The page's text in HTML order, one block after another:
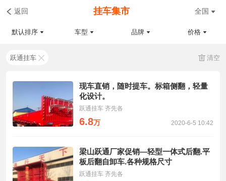
返回 挂车集市 全国
默认排序 车型 品牌 价格
跃通挂车 清空
现车直销，随时提车。标箱侧翻，轻量
化设计。
跃通挂车 齐先各
6.8万 2020-6-5 10:42
梁山跃通厂家促销—轻型一体式后翻.平
板后翻自卸车.各种规格尺寸
跃通挂车 齐先各